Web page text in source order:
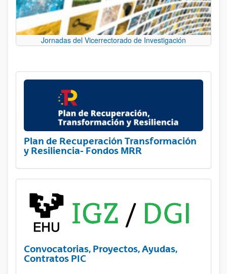
Jornadas del Vicerrectorado de Investigación
Plan de Recuperación Transformación
y Resiliencia- Fondos MRR
Convocatorias, Proyectos, Ayudas,
Contratos PIC